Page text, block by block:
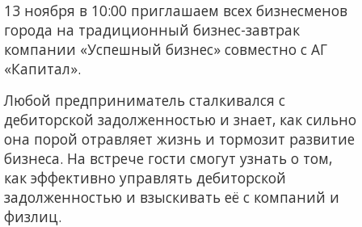
13 ноября в 10:00 приглашаем всех бизнесменов
города на традиционный бизнес-завтрак
компании «Успешный бизнес» совместно с АГ
«Капитал».
Любой предприниматель сталкивался с
дебиторской задолженностью и знает, как сильно
она порой отравляет жизнь и тормозит развитие
бизнеса. На встрече гости смогут узнать о том,
как эффективно управлять дебиторской
задолженностью и взыскивать её с компаний и
физлиц.